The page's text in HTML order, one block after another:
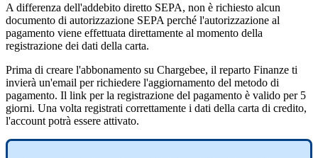
A differenza dell'addebito diretto SEPA, non è richiesto alcun
documento di autorizzazione SEPA perché l'autorizzazione al
pagamento viene effettuata direttamente al momento della
registrazione dei dati della carta.
Prima di creare l'abbonamento su Chargebee, il reparto Finanze ti
invierà un'email per richiedere l'aggiornamento del metodo di
pagamento. Il link per la registrazione del pagamento è valido per 5
giorni. Una volta registrati correttamente i dati della carta di credito,
l'account potrà essere attivato.